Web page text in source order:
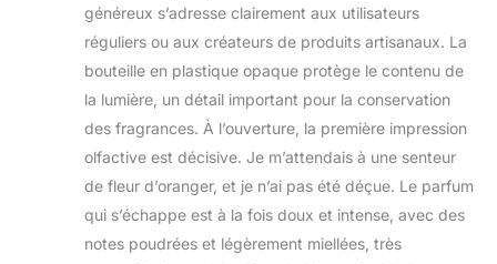
parfumés, savons,
produits de bain et
parfumées
créatives. PARFUM
LONGUE TENUE:
Mélange
formulé pour offrir
une diffusion
régulière et durable
généreux s’adresse clairement aux utilisateurs
réguliers ou aux créateurs de produits artisanaux. La
bouteille en plastique opaque protège le contenu de
la lumière, un détail important pour la conservation
des fragrances. À l’ouverture, la première impression
olfactive est décisive. Je m’attendais à une senteur
de fleur d’oranger, et je n’ai pas été déçue. Le parfum
qui s’échappe est à la fois doux et intense, avec des
notes poudrées et légèrement miellées, très